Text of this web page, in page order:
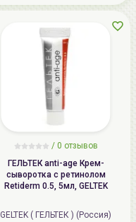
/ 0 отзывов
ГЕЛЬТЕК anti-age Крем-
сыворотка с ретинолом
Retiderm 0.5, 5мл, GELTEK
GELTEK ( ГЕЛЬТЕК ) (Россия)